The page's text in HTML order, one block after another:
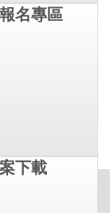
名專區
下載